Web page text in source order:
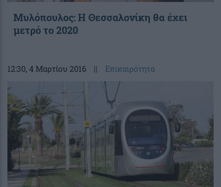
Μυλόπουλος: Η Θεσσαλονίκη θα έχει
μετρό το 2020
12:30, 4 Μαρτίου 2016 || Επικαιρότητα